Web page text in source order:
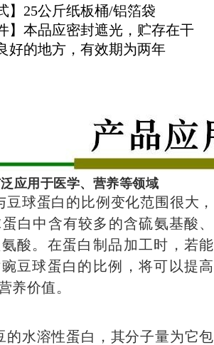
】25公斤纸板桶/铝箔袋
】本品应密封遮光，贮存在干
好的地方，有效期为两年
应用于医学、营养等领域
豆球蛋白的比例变化范围很大，
白中含有较多的含硫氨基酸、
酸。在蛋白制品加工时，若能
豆球蛋白的比例，将可以提高
养价值。
的水溶性蛋白，其分子量为它包